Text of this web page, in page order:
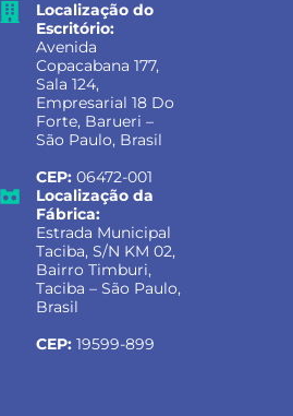
Localização do
Escritório:
Avenida
Copacabana 177,
Sala 124,
Empresarial 18 Do
Forte, Barueri –
São Paulo, Brasil
CEP: 06472-001
Localização da
Fábrica:
Estrada Municipal
Taciba, S/N KM 02,
Bairro Timburi,
Taciba – São Paulo,
Brasil
CEP: 19599-899